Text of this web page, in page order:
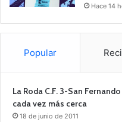
Hace 14
Popular
La Roda C.F. 3-San
cada vez más cerca
18 de junio de 2011